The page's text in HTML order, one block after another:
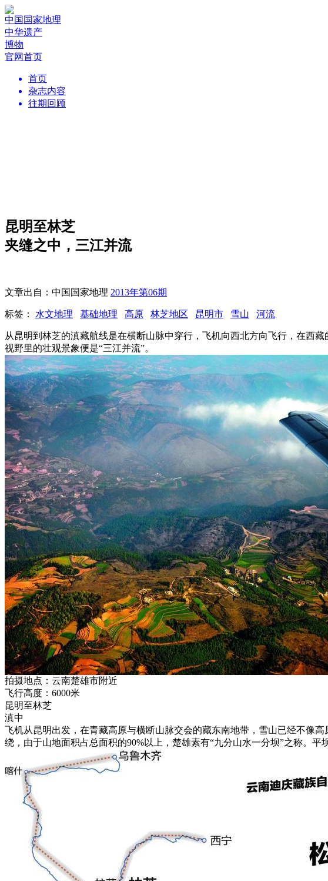
中国国家地理
中华遗产
博物
官网首页
首页
杂志内容
往期回顾
昆明至林芝
夹缝之中，三江并流
文章出自：中国国家地理 2013年第06期
标签： 水文地理 基础地理 高原 林芝地区 昆明市 雪山 河流
从昆明到林芝的滇藏航线是在横断山脉中穿行，飞机向西北方向飞行，在西
视野里的壮观景象便是“三江并流”。
拍摄地点：云南楚雄市附近
飞行高度：6000米
昆明至林芝
滇中
飞机从昆明出发，在青藏高原与横断山脉交会的藏东南地带，雪山已经不像
绕，由于山地面积占总面积的90%以上，楚雄素有“九分山水一分坝”之称。